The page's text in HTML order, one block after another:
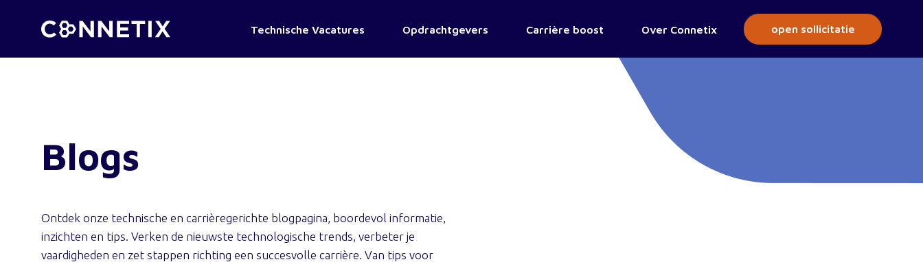
Technische Vacatures Opdrachtgevers Carrière boost Over Connetix open sollicitatie
Blogs
Ontdek onze technische en carrièregerichte blogpagina, boordevol informatie,
inzichten en tips. Verken de nieuwste technologische trends, verbeter je
vaardigheden en zet stappen richting een succesvolle carrière. Van tips voor